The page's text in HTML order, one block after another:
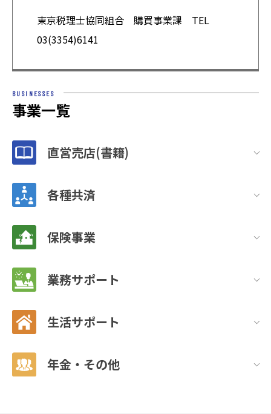
東京税理士協同組合 購買事業課 TEL
03(3354)6141
BUSINESSES
事業一覧
直営売店(書籍)
各種共済
保険事業
業務サポート
生活サポート
年金・その他